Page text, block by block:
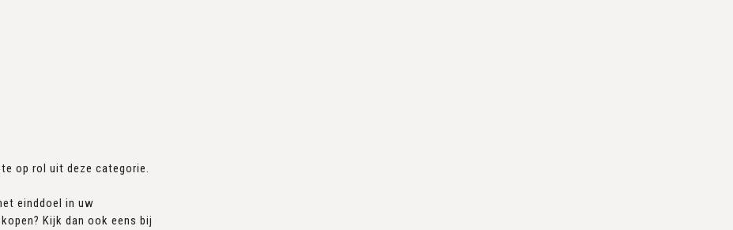
op rol uit deze categorie.
einddoel in uw
Kijk dan ook eens bij